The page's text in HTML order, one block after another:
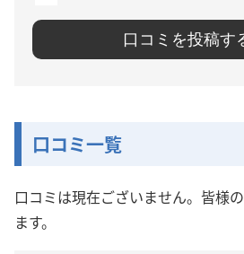
口コミを投稿す
口コミ一覧
口コミは現在ございません。皆様
ます。